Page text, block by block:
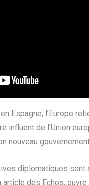
Espagne, l’Europe
influent de l’Union
nouveau
diplomatiques
article des Echos,